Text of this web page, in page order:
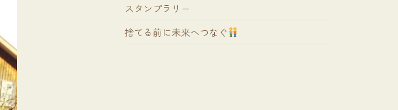
スタンプラリー
捨てる前に未来へつなぐ